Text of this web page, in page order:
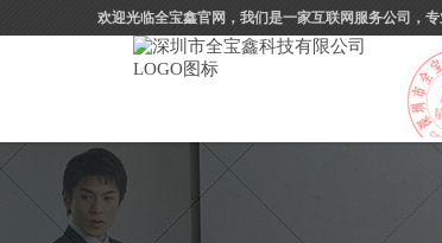
欢迎光临全宝鑫官网，我们是一家互联网服务公司，